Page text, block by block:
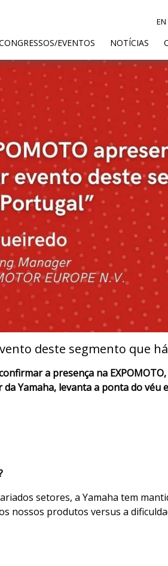
EVENTOS NOTÍCIAS
EN
deste segmento que
a presença na
Yamaha, levanta a ponta do
setores, a Yamaha tem
nossos produtos versus a